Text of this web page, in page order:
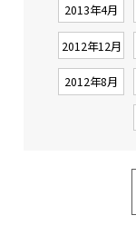
2013年4月
2012年12月
2012年8月